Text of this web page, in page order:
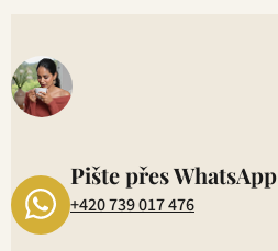
Pište přes WhatsApp
+420 739 017 476